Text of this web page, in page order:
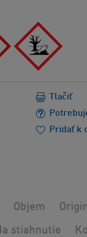
Tlačiť
Pridať k
Objem
stiahnutie